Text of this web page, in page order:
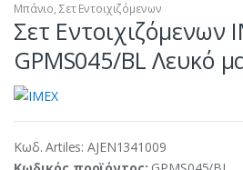
Μπάνιο, Σετ Εντοιχιζόμενων
Σετ Εντοιχιζόμενων
GPMS045/BL Λευκό
Κωδ. Artiles: AJEN1341009